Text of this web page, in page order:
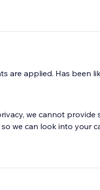
are applied. Has been
we cannot provide
we can look into your